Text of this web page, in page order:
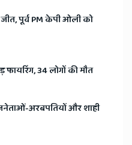
पूर्व PM केपी ओली को
34 लोगों की मौत
अरबपतियों और शाही